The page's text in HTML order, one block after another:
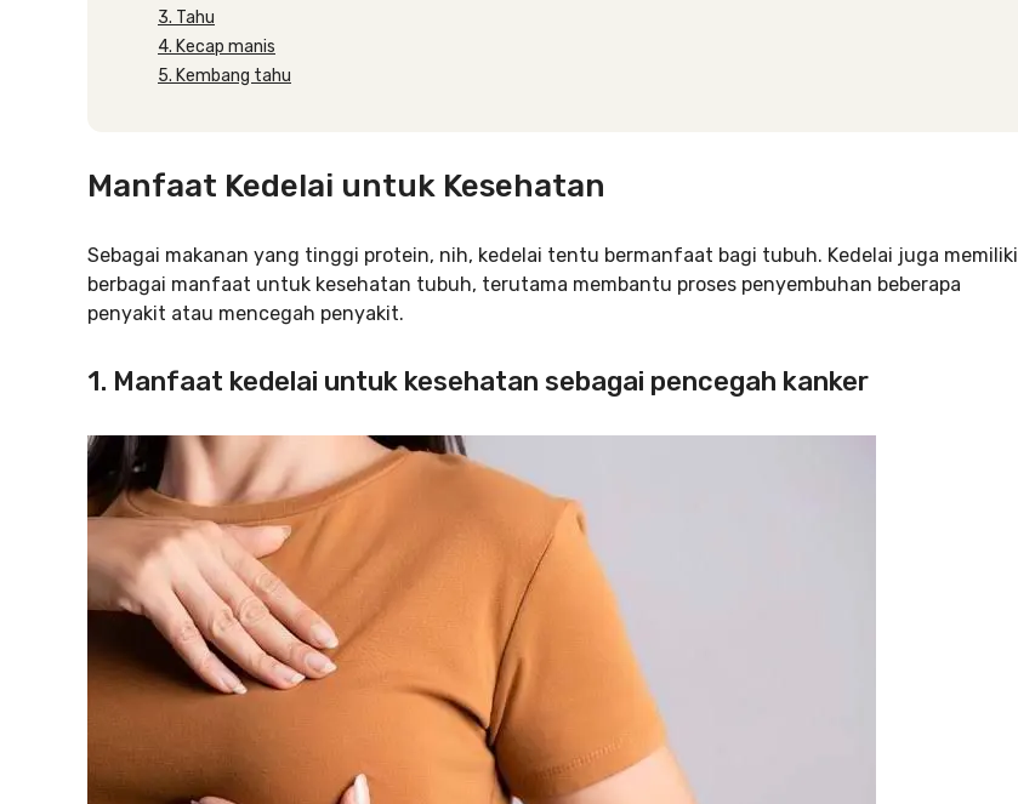
3. Tahu
4. Kecap manis
5. Kembang tahu
Manfaat Kedelai untuk Kesehatan
Sebagai makanan yang tinggi protein, nih, kedelai tentu bermanfaat bagi tubuh. Kedelai juga memiliki
berbagai manfaat untuk kesehatan tubuh, terutama membantu proses penyembuhan beberapa
penyakit atau mencegah penyakit.
1. Manfaat kedelai untuk kesehatan sebagai pencegah kanker